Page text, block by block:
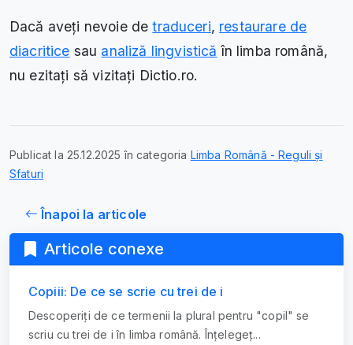
Dacă aveți nevoie detraduceri, restaurare de
diacritice sau analiză lingvistică în limba română,
nu ezitați să vizitați Dictio.ro.
Publicat la 25.12.2025 în categoria Limba Română - Reguli și
Sfaturi
Înapoi la articole
Articole conexe
Copiii: De ce se scrie cu trei de i
Descoperiți de ce termenii la plural pentru "copil" se
scriu cu trei de i în limba română. Înțelegeț...